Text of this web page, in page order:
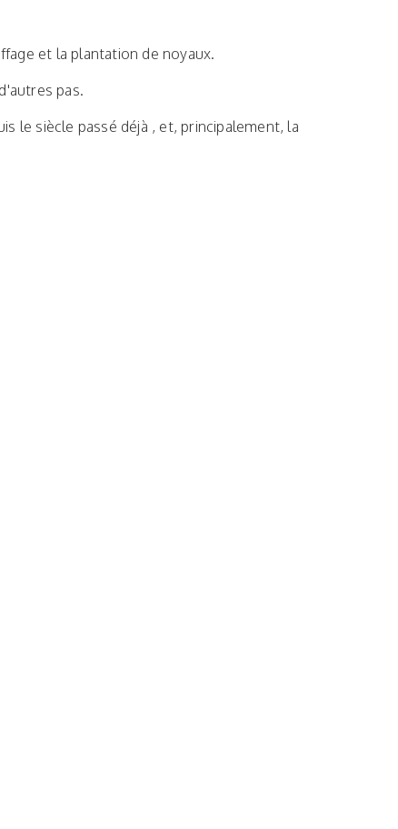
et la plantation de noyaux.
pas.
le siècle passé déjà , et, principalement, la